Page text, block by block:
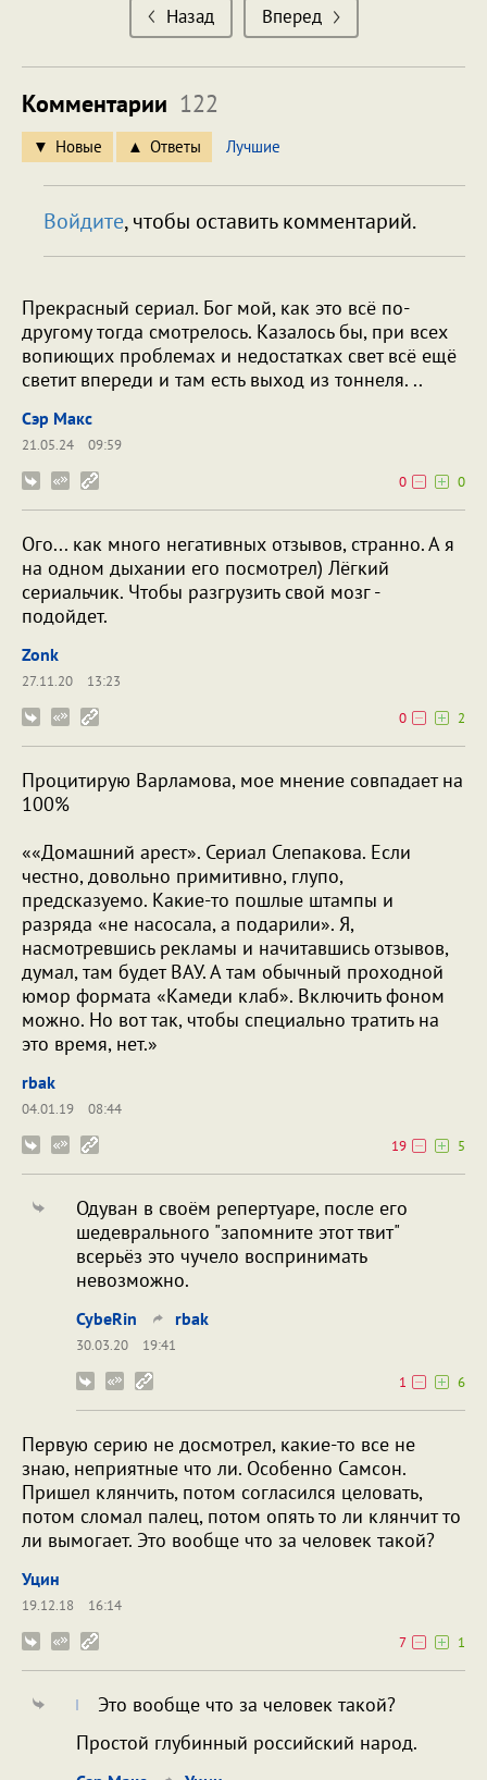
Назад Вперед
Комментарии 122
Новые Ответы Лучшие
Войдите, чтобы оставить комментарий.
Прекрасный сериал. Бог мой, как это всё по-
другому тогда смотрелось. Казалось бы, при всех
вопиющих проблемах и недостатках свет всё ещё
светит впереди и там есть выход из тоннеля. ..
Сэр Макс
21.05.24
09:59
0
0
Ого... как много негативных отзывов, странно. А я
на одном дыхании его посмотрел) Лёгкий
сериальчик. Чтобы разгрузить свой мозг -
подойдет.
Zonk
27.11.20
13:23
0
2
Процитирую Варламова, мое мнение совпадает на
100%
««Домашний арест». Сериал Слепакова. Если
честно, довольно примитивно, глупо,
предсказуемо. Какие-то пошлые штампы и
разряда «не насосала, а подарили». Я,
насмотревшись рекламы и начитавшись отзывов,
думал, там будет ВАУ. А там обычный проходной
юмор формата «Камеди клаб». Включить фоном
можно. Но вот так, чтобы специально тратить на
это время, нет.»
rbak
04.01.19
08:44
19
5
Одуван в своём репертуаре, после его
шедеврального "запомните этот твит"
всерьёз это чучело воспринимать
невозможно.
CybeRin rbak
30.03.20
19:41
1
6
Первую серию не досмотрел, какие-то все не
знаю, неприятные что ли. Особенно Самсон.
Пришел клянчить, потом согласился целовать,
потом сломал палец, потом опять то ли клянчит то
ли вымогает. Это вообще что за человек такой?
Уцин
19.12.18
16:14
7
1
Это вообще что за человек такой?
Простой глубинный российский народ.